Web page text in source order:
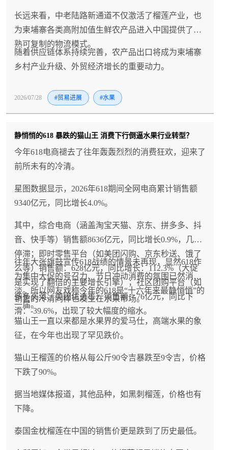
长远来看，中老陆路新通道不仅激活了榴莲产业，也
为柬埔寨各类高附加值生鲜农产品进入中国提供了成
熟可复制的物流模式。
随着供应链体系持续完善，农产品出口将成为柬埔寨
乡村产业升级、外贸经济增长的重要动力。
2026/07/28 #贸易进展 #水果
静悄悄的618 暴跌的猫山王 消费下行倒逼水果行业转型？
今年618电商褪去了往年轰轰烈烈的消费狂欢，迎来了
前所未有的冷清。
星图数据显示，2026年618期间全网电商累计销售额
9340亿元，同比增长4.0%。
其中，综合电商（涵盖淘宝天猫、京东、拼多多、抖
音、快手等）销售额8636亿元，同比增长0.9%，几乎
停滞；即时零售平台（如美团闪购、京东秒送、饿了
么等）销售额：628亿元，同比增长：112.3%（大促
是实现了翻倍的主要增长引擎）；社区团购平台（如
多多买菜、美团优选等）销售额：76亿元，同比下
滑：-39.6%，出现了较大幅度的缩水。
往年大张旗鼓宣传618战绩的情景未再现，显然618作
为集中大促的号召力、节日冲动消费的氛围已然消
淡。所以网友戏称今年的618是“十六年来最静悄悄”的
一届。
销售的冷清同样也发生在水果市场。
猫山王一直以来都是水果界的爱马仕，高端水果的象
征，在今年也出现了罕见跌价。
猫山王榴莲的价格从每公斤90令吉暴跌至9令吉，价格
下跌了90%。
据当地媒体报道，其他品种，如黑刺榴莲，价格也有
下降。
泰国金枕榴莲在中国的销售价更是跌到了历史最低。